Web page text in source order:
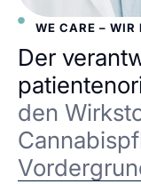
WE CARE – WIR
Der
den